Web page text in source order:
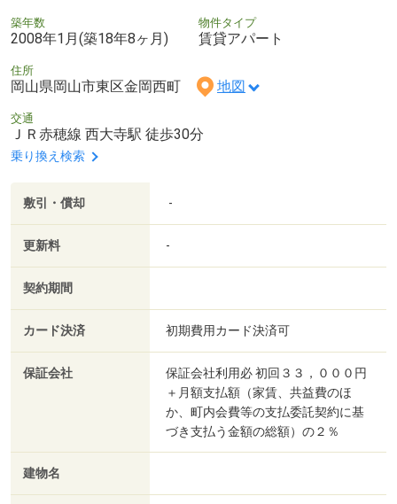
築年数
2008年1月(築18年8ヶ月)
物件タイプ
賃貸アパート
住所
岡山県岡山市東区金岡西町 地図
交通
ＪＲ赤穂線 西大寺駅 徒歩30分
乗り換え検索
敷引・償却 -
更新料 -
契約期間
カード決済 初期費用カード決済可
保証会社
保証会社利用必 初回３３，０００円
＋月額支払額（家賃、共益費のほ
か、町内会費等の支払委託契約に基
づき支払う金額の総額）の２％
建物名